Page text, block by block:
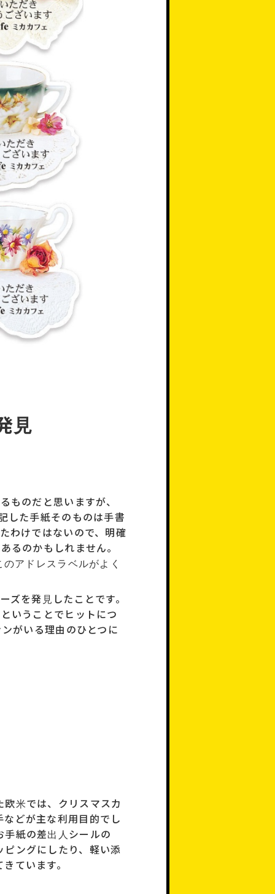
見
ものだと思いますが、
した手紙そのものは手書
わけではないので、明確
るのかもしれません。
アドレスラベルがよく
ズを発見したことです。
いうことでヒットにつ
がいる理由のひとつに
米では、クリスマスカ
どが主な利用目的でし
紙の差出人シールの
ングにしたり、軽い添
ています。